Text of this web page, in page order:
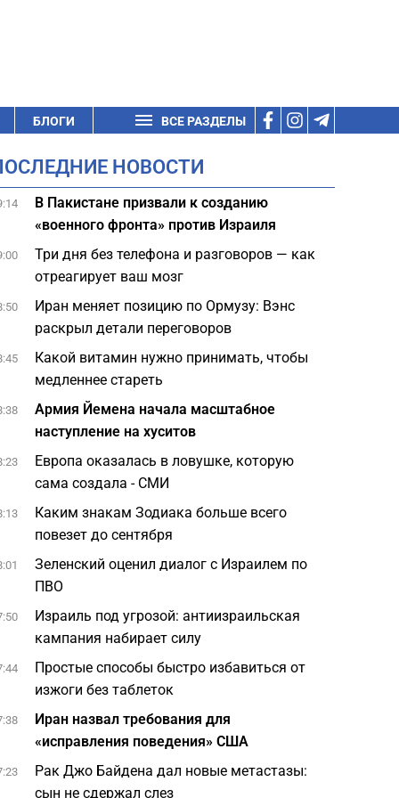
БЛОГИ ВСЕ РАЗДЕЛЫ
НОВОСТИ
В Пакистане призвали к созданию
«военного фронта» против Израиля
Три дня без телефона и разговоров — как
отреагирует ваш мозг
Иран меняет позицию по Ормузу: Вэнс
раскрыл детали переговоров
Какой витамин нужно принимать, чтобы
медленнее стареть
Армия Йемена начала масштабное
наступление на хуситов
Европа оказалась в ловушке, которую
сама создала - СМИ
Каким знакам Зодиака больше всего
повезет до сентября
Зеленский оценил диалог с Израилем по
ПВО
Израиль под угрозой: антиизраильская
кампания набирает силу
Простые способы быстро избавиться от
изжоги без таблеток
Иран назвал требования для
«исправления поведения» США
Рак Джо Байдена дал новые метастазы:
сын не сдержал слез